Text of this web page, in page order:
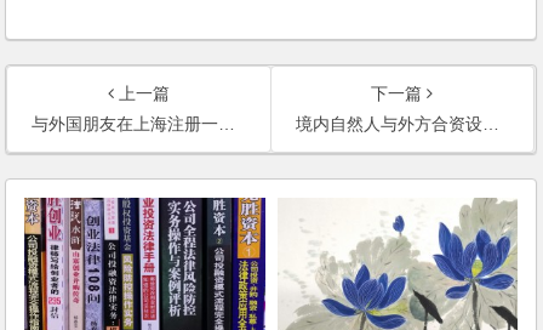
上一篇
与外国朋友在上海注册一个工程咨询的小公司，主要通过网络提供服务，有什么办法规避外商投资企业最低14万美金这个注册资本的要求呢？
下一篇
境内自然人与外方合资设立中外合资的公司，专营进出口贸易，有什么最简便的方法？